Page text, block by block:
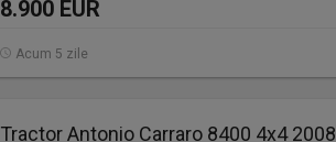
8.900 EUR
Acum 5 zile
Tractor Antonio Carraro 8400 4x4 2008